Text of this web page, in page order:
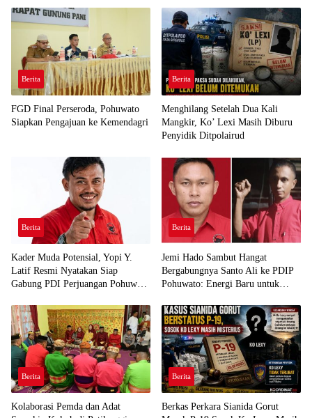
Berita
FGD Final Perseroda, Pohuwato
Siapkan Pengajuan ke Kemendagri
Berita
Menghilang Setelah Dua Kali
Mangkir, Ko’ Lexi Masih Diburu
Penyidik Ditpolairud
Berita
Kader Muda Potensial, Yopi Y.
Latif Resmi Nyatakan Siap
Gabung PDI Perjuangan Pohuwato
Berita
Jemi Hado Sambut Hangat
Bergabungnya Santo Ali ke PDIP
Pohuwato: Energi Baru untuk
Berita
Kolaborasi Pemda dan Adat
Berita
Berkas Perkara Sianida Gorut